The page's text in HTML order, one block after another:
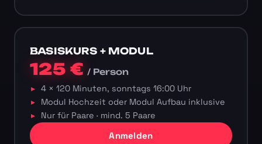
BASISKURS + MODUL
125 €/ Person
4 × 120 Minuten, sonntags 16:00 Uhr
Modul Hochzeit oder Modul Aufbau inklusive
Nur für Paare · mind. 5 Paare
Anmelden